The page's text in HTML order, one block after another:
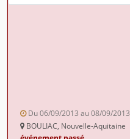
Du 06/09/2013 au 08/09/2013
BOULIAC, Nouvelle-Aquitaine